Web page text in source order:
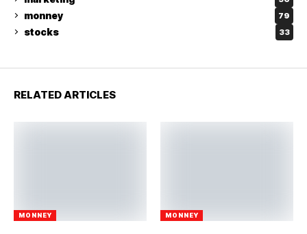
monney 79
stocks 33
RELATED ARTICLES
MONNEY MONNEY